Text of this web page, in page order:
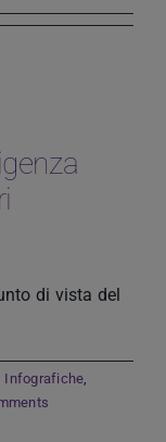
di vista del
Infografiche